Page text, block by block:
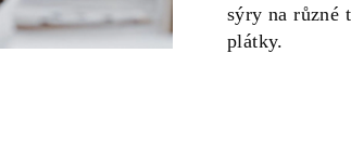
sýry na různé
plátky.